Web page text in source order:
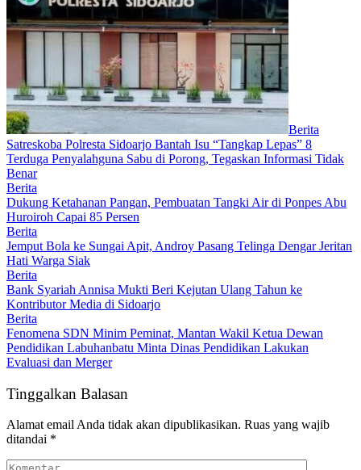
Berita
Satreskoba Polresta Sidoarjo Bantah Isu “Tangkap Lepas” 8
Terduga Penyalahguna Sabu di Porong, Tegaskan Informasi Tidak
Benar
Berita
Dukung Ketahanan Pangan, Pembuatan Tangki Air di Ponpes Abu
Huroiroh Capai 85 Persen
Berita
Jemput Bola ke Sungai Apit, Androy Pasang Telinga Dengar Jeritan
Hati Warga Siak
Berita
Bank Syariah Annisa Mukti Beri Kejutan Ulang Tahun ke
Kontributor Media di Sidoarjo
Berita
Fenomena SDN Minim Peminat, Mantan Wakil Ketua Dewan
Pendidikan Labuhanbatu Minta Dinas Pendidikan Lakukan
Evaluasi dan Merger
Tinggalkan Balasan
Alamat email Anda tidak akan dipublikasikan. Ruas yang wajib
ditandai *